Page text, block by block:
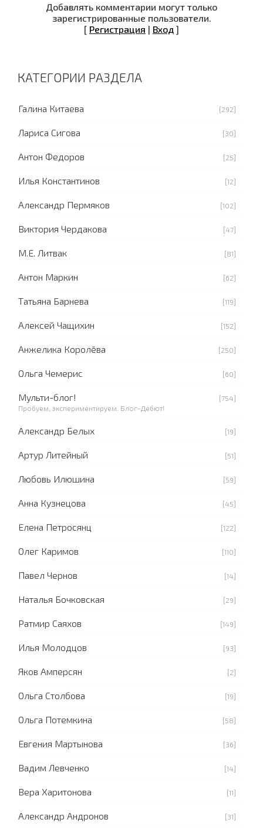
Добавлять комментарии могут только
зарегистрированные пользователи.
[ Регистрация | Вход ]
КАТЕГОРИИ РАЗДЕЛА
Галина Китаева [292]
Лариса Сигова [30]
Антон Федоров [25]
Илья Константинов [12]
Александр Пермяков [102]
Виктория Чердакова [47]
М.Е. Литвак [81]
Антон Маркин [62]
Татьяна Барнева [119]
Алексей Чащихин [152]
Анжелика Королёва [250]
Ольга Чемерис [60]
Мульти-блог!
[754]
Пробуем, экспериментируем. Блог-Дебют!
Александр Белых [19]
Артур Литейный [51]
Любовь Илюшина [59]
Анна Кузнецова [45]
Елена Петросянц [122]
Олег Каримов [110]
Павел Чернов [14]
Наталья Бочковская [29]
Ратмир Саяхов [149]
Илья Молодцов [93]
Яков Амперсян [2]
Ольга Столбова [19]
Ольга Потемкина [58]
Евгения Мартынова [36]
Вадим Левченко [14]
Вера Харитонова [11]
Александр Андронов [31]